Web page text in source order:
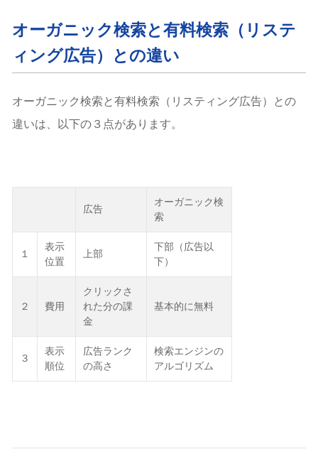
オーガニック検索と有料検索（リステ
ィング広告）との違い
オーガニック検索と有料検索（リスティング広告）との
違いは、以下の３点があります。
広告
オーガニック検
索
１
表示
位置
上部
下部（広告以
下）
２ 費用
クリックさ
れた分の課
金
基本的に無料
３
表示
順位
広告ランク
の高さ
検索エンジンの
アルゴリズム